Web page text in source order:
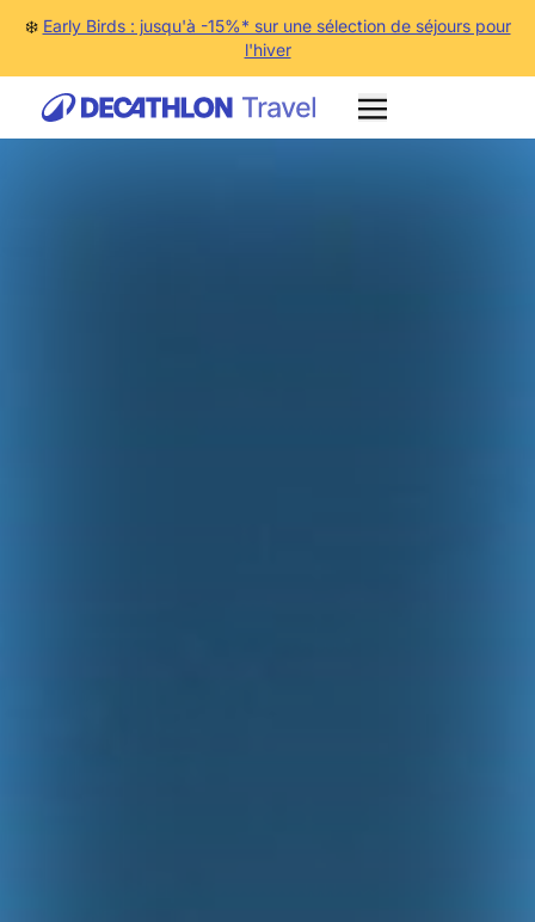
❄️ Early Birds : jusqu'à -15%* sur une sélection de séjours pour
l'hiver